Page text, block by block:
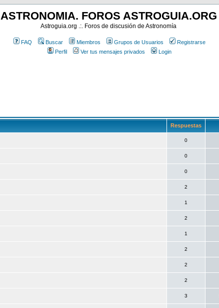
ASTRONOMIA. FOROS ASTROGUIA.ORG
Astroguia.org .:. Foros de discusión de Astronomía
FAQ Buscar Miembros Grupos de Usuarios
Registrarse
Perfil
Ver tus mensajes privados Login
Respuestas
0
0
0
2
1
2
1
2
2
2
3